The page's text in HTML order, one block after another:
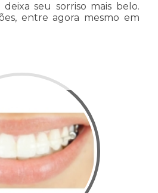
seu sorriso mais belo.
entre agora mesmo em